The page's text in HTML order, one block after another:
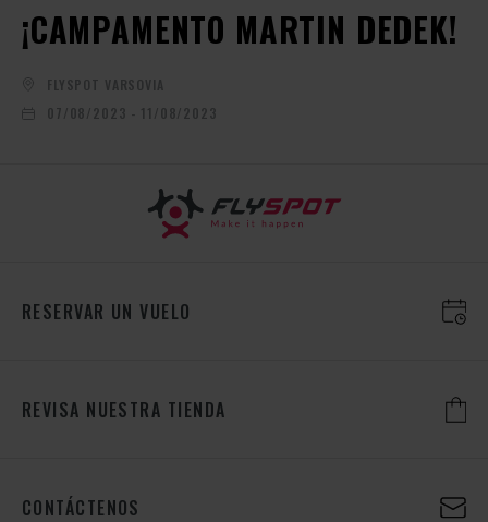
¡CAMPAMENTO MARTIN DEDEK!
FLYSPOT VARSOVIA
07/08/2023 - 11/08/2023
RESERVAR UN VUELO
REVISA NUESTRA TIENDA
CONTÁCTENOS